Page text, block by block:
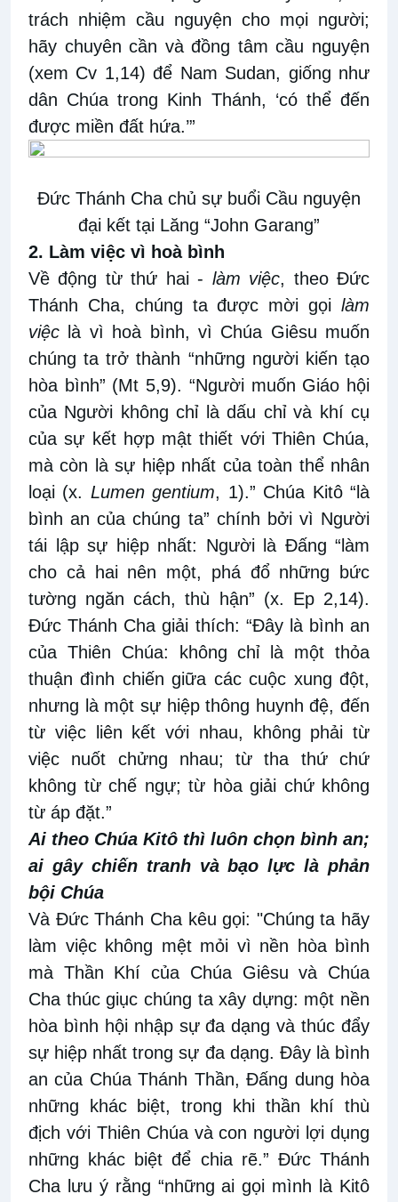
trách nhiệm cầu nguyện cho mọi người;
hãy chuyên cần và đồng tâm cầu nguyện
(xem Cv 1,14) để Nam Sudan, giống như
dân Chúa trong Kinh Thánh, ‘có thể đến
được miền đất hứa.’”
Đức Thánh Cha chủ sự buổi Cầu nguyện
đại kết tại Lăng “John Garang”
2. Làm việc vì hoà bình
Về động từ thứ hai - làm việc, theo Đức
Thánh Cha, chúng ta được mời gọi làm
việc là vì hoà bình, vì Chúa Giêsu muốn
chúng ta trở thành “những người kiến ​​tạo
hòa bình” (Mt 5,9). “Người muốn Giáo hội
của Người không chỉ là dấu chỉ và khí cụ
của sự kết hợp mật thiết với Thiên Chúa,
mà còn là sự hiệp nhất của toàn thể nhân
loại (x. Lumen gentium, 1).” Chúa Kitô “là
bình an của chúng ta” chính bởi vì Người
tái lập sự hiệp nhất: Người là Đấng “làm
cho cả hai nên một, phá đổ những bức
tường ngăn cách, thù hận” (x. Ep 2,14).
Đức Thánh Cha giải thích: “Đây là bình an
của Thiên Chúa: không chỉ là một thỏa
thuận đình chiến giữa các cuộc xung đột,
nhưng là một sự hiệp thông huynh đệ, đến
từ việc liên kết với nhau, không phải từ
việc nuốt chửng nhau; từ tha thứ chứ
không từ chế ngự; từ hòa giải chứ không
từ áp đặt.”
Ai theo Chúa Kitô thì luôn chọn bình an;
ai gây chiến tranh và bạo lực là phản
bội Chúa
Và Đức Thánh Cha kêu gọi: "Chúng ta hãy
làm việc không mệt mỏi vì nền hòa bình
mà Thần Khí của Chúa Giêsu và Chúa
Cha thúc giục chúng ta xây dựng: một nền
hòa bình hội nhập sự đa dạng và thúc đẩy
sự hiệp nhất trong sự đa dạng. Đây là bình
an của Chúa Thánh Thần, Đấng dung hòa
những khác biệt, trong khi thần khí thù
địch với Thiên Chúa và con người lợi dụng
những khác biệt để chia rẽ.” Đức Thánh
Cha lưu ý rằng “những ai gọi mình là Kitô